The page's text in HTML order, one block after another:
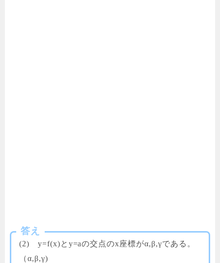
答え
(2) y=f(x)とy=aの交点のx座標がα,β,γである。
（α,β,γ)